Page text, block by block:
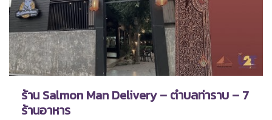
ร้าน Salmon Man Delivery – ตำบลท่าราบ – 7
ร้านอาหาร